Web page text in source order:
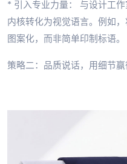
* 引入专业力量： 与设计工
内核转化为视觉语言。例如
图案化，而非简单印制标语。
策略二：品质说话，用细节